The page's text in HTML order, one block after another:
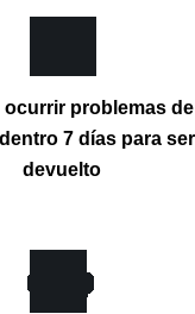
ocurrir problemas de
7 días para ser
devuelto